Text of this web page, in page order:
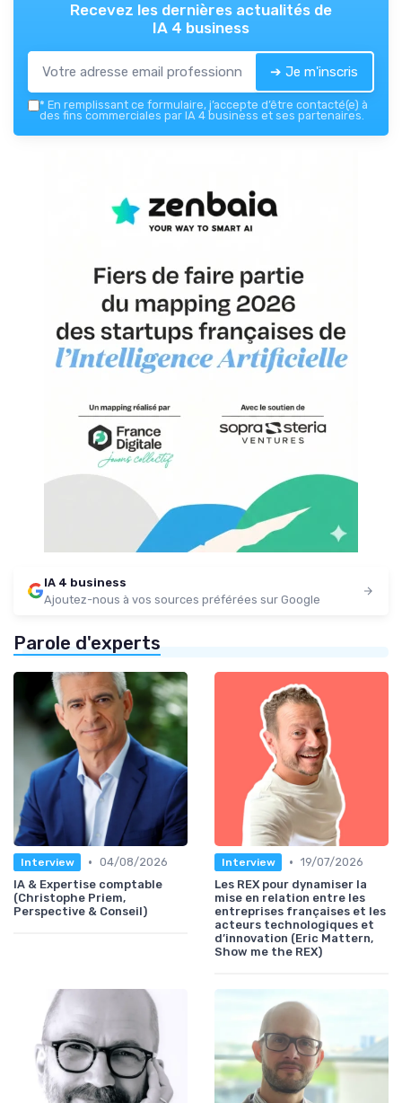
Recevez les dernières actualités de
IA 4 business
➔ Je m'inscris
* En remplissant ce formulaire, j’accepte d’être contacté(e) à
des fins commerciales par IA 4 business et ses partenaires.
IA 4 business
Ajoutez-nous à vos sources préférées sur Google
Parole d'experts
Interview • 04/08/2026
IA & Expertise comptable
(Christophe Priem,
Perspective & Conseil)
Interview • 19/07/2026
Les REX pour dynamiser la
mise en relation entre les
entreprises françaises et les
acteurs technologiques et
d’innovation (Eric Mattern,
Show me the REX)